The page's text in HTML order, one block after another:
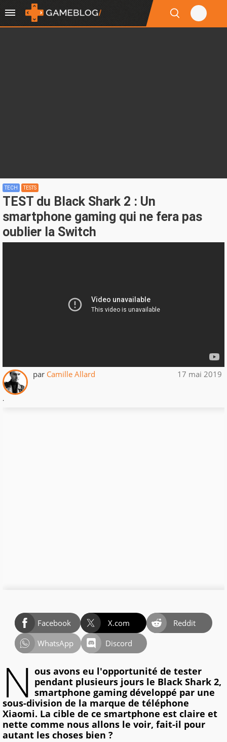
TECH TESTS
TEST du Black Shark 2 : Un
smartphone gaming qui ne fera pas
oublier la Switch
par Camille Allard 17 mai 2019
.
Facebook X.com
Reddit
WhatsApp
Discord
N ous avons eu l'opportunité de tester
pendant plusieurs jours le Black Shark 2,
smartphone gaming développé par une
sous-division de la marque de téléphone
Xiaomi. La cible de ce smartphone est claire et
nette comme nous allons le voir, fait-il pour
autant les choses bien ?